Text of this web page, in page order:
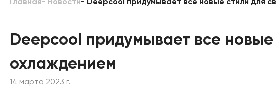
Главная- Новости- Deepcool придумывает все новые стили для
Deepcool придумывает все
охлаждением
14 марта 2023 г.